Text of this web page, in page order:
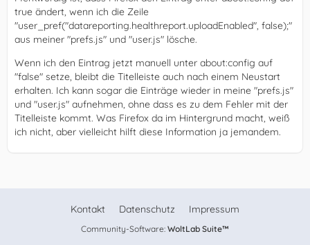
true ändert, wenn ich die Zeile
"user_pref("datareporting.healthreport.uploadEnabled", false);"
aus meiner "prefs.js" und "user.js" lösche.
Wenn ich den Eintrag jetzt manuell unter about:config auf
"false" setze, bleibt die Titelleiste auch nach einem Neustart
erhalten. Ich kann sogar die Einträge wieder in meine "prefs.js"
und "user.js" aufnehmen, ohne dass es zu dem Fehler mit der
Titelleiste kommt. Was Firefox da im Hintergrund macht, weiß
ich nicht, aber vielleicht hilft diese Information ja jemandem.
Kontakt Datenschutz Impressum
Community-Software: WoltLab Suite™